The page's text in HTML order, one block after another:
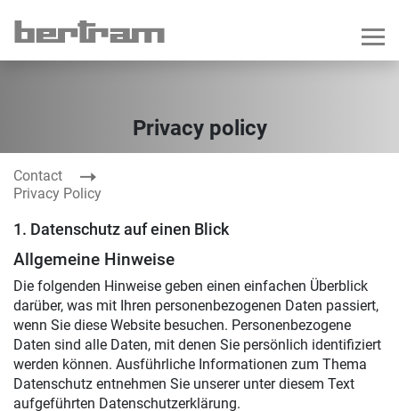
Privacy policy
Contact
Privacy Policy
1. Datenschutz auf einen Blick
Allgemeine Hinweise
Die folgenden Hinweise geben einen einfachen Überblick
darüber, was mit Ihren personenbezogenen Daten passiert,
wenn Sie diese Website besuchen. Personenbezogene
Daten sind alle Daten, mit denen Sie persönlich identifiziert
werden können. Ausführliche Informationen zum Thema
Datenschutz entnehmen Sie unserer unter diesem Text
aufgeführten Datenschutzerklärung.